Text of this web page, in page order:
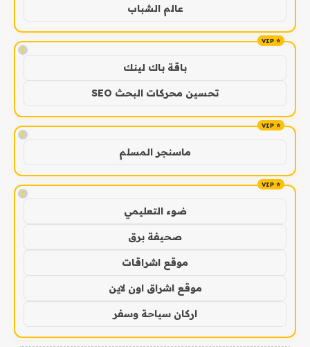
عالم الشباب
!
باقة باك لينك
تحسين محركات البحث SEO
!
ماسنجر المسلم
!
ضوء التعليمي
صحيفة برق
موقع اشراقات
موقع اشراق اون لاين
اركان سياحة وسفر